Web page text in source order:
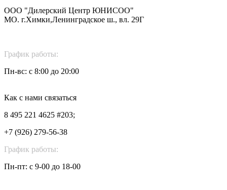
ООО "Дилерский Центр ЮНИСОО"
MO. г.Химки,Ленинградское ш., вл. 29Г
График работы:
Пн-вс: c 8:00 до 20:00
Как с нами связаться
8 495 221 4625 #203;
+7 (926) 279-56-38
График работы:
Пн-пт: с 9-00 до 18-00